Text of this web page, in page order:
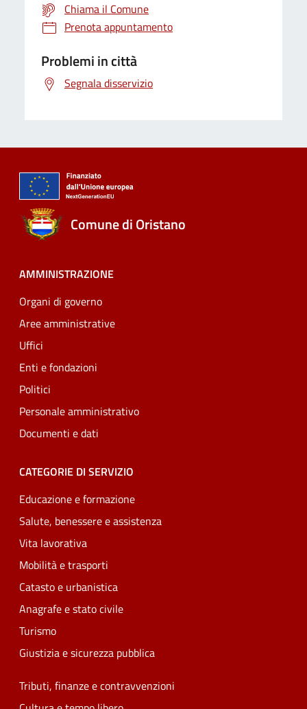
Chiama il Comune
Prenota appuntamento
Problemi in città
Segnala disservizio
Comune di Oristano
AMMINISTRAZIONE
Organi di governo
Aree amministrative
Uffici
Enti e fondazioni
Politici
Personale amministrativo
Documenti e dati
CATEGORIE DI SERVIZIO
Educazione e formazione
Salute, benessere e assistenza
Vita lavorativa
Mobilità e trasporti
Catasto e urbanistica
Anagrafe e stato civile
Turismo
Giustizia e sicurezza pubblica
Tributi, finanze e contravvenzioni